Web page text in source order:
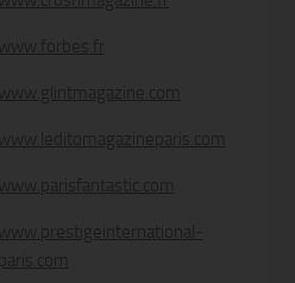
www.forbes.fr
www.glintmagazine.com
www.leditomagazineparis.com
www.parisfantastic.com
www.prestigeinternational-
paris.com